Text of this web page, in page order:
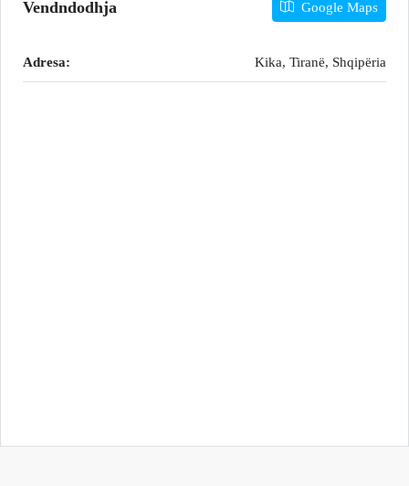
Vendndodhja Google Maps
Adresa: Kika, Tiranë, Shqipëria